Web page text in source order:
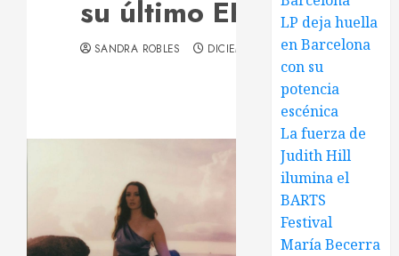
su último EP
SANDRA ROBLES DICIEMBRE 22, 2024
LP deja huella
en Barcelona
con su
potencia
escénica
La fuerza de
Judith Hill
ilumina el
BARTS
Festival
María Becerra